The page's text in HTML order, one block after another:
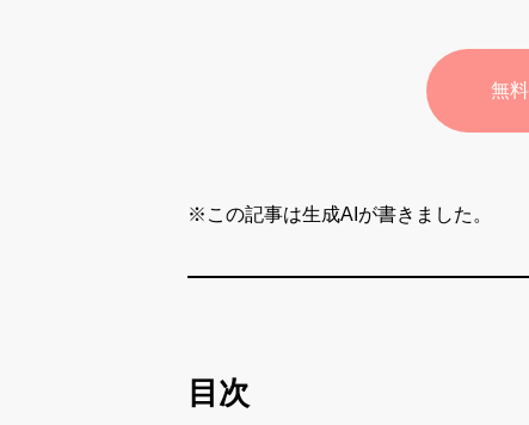
無
※この記事は生成AIが書きました。
目次